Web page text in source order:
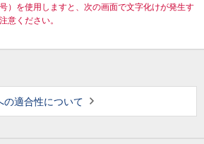
）を使用しますと、次の画面で文字化けが発生す
意ください。
の適合性について